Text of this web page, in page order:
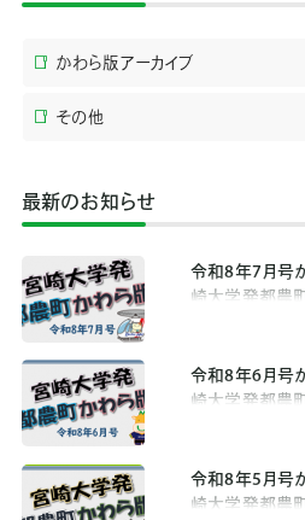
かわら版アーカイブ
その他
最新のお知らせ
令和8年7月号
崎大学発都農
令和8年6月号
崎大学発都農
令和8年5月号
崎大学発都農